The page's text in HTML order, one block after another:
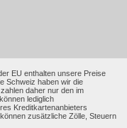
EU enthalten unsere Preise
Schweiz haben wir die
daher nur den im
lediglich
Kreditkartenanbieters
zusätzliche Zölle, Steuern